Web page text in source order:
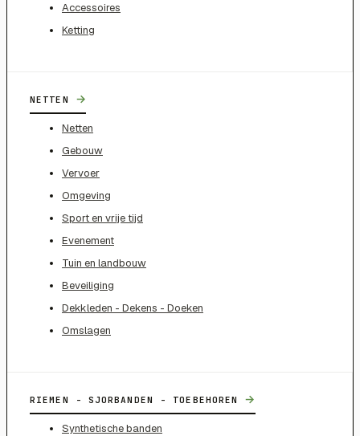
Accessoires
Ketting
NETTEN →
Netten
Gebouw
Vervoer
Omgeving
Sport en vrije tijd
Evenement
Tuin en landbouw
Beveiliging
Dekkleden - Dekens - Doeken
Omslagen
RIEMEN - SJORBANDEN - TOEBEHOREN →
Synthetische banden